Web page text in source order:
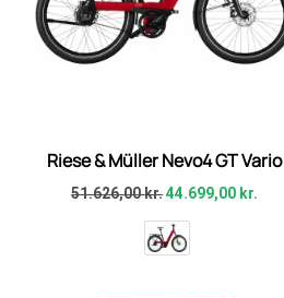
Riese & Müller Nevo4 GT Vario
51.626,00kr.44.699,00 kr.